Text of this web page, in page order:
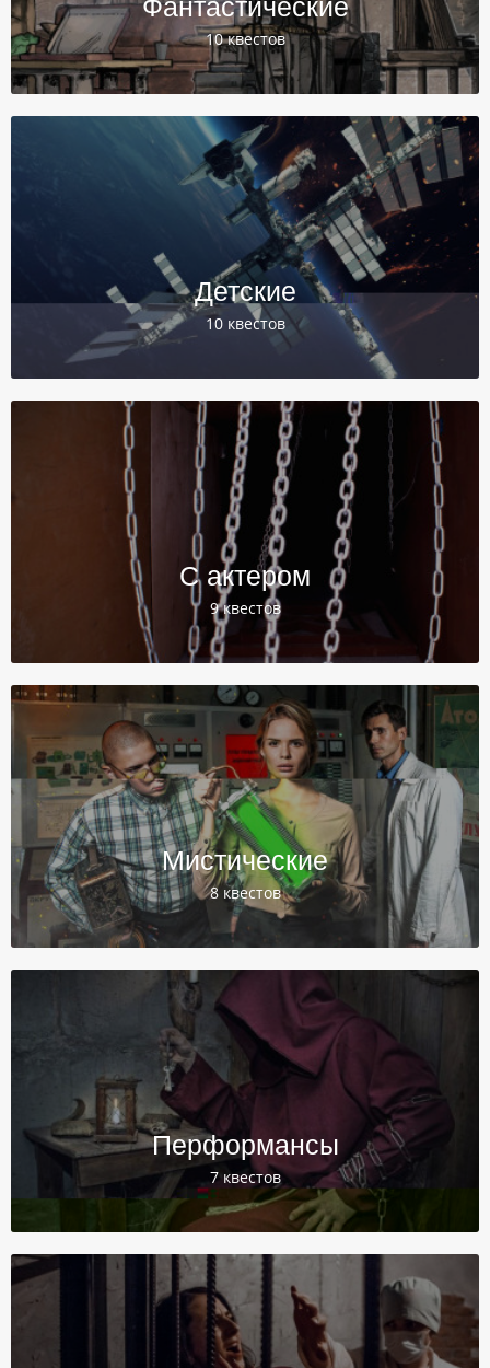
Фантастические
10 квестов
Детские
10 квестов
С актером
9 квестов
Мистические
8 квестов
Перформансы
7 квестов